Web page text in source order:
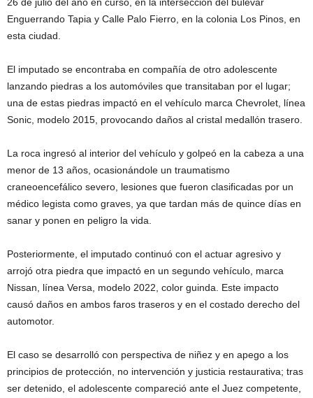
Enguerrando Tapia y Calle Palo Fierro, en la colonia Los Pinos, en
esta ciudad.
El imputado se encontraba en compañía de otro adolescente
lanzando piedras a los automóviles que transitaban por el lugar;
una de estas piedras impactó en el vehículo marca Chevrolet, línea
Sonic, modelo 2015, provocando daños al cristal medallón trasero.
La roca ingresó al interior del vehículo y golpeó en la cabeza a una
menor de 13 años, ocasionándole un traumatismo
craneoencefálico severo, lesiones que fueron clasificadas por un
médico legista como graves, ya que tardan más de quince días en
sanar y ponen en peligro la vida.
Posteriormente, el imputado continuó con el actuar agresivo y
arrojó otra piedra que impactó en un segundo vehículo, marca
Nissan, línea Versa, modelo 2022, color guinda. Este impacto
causó daños en ambos faros traseros y en el costado derecho del
automotor.
El caso se desarrolló con perspectiva de niñez y en apego a los
principios de protección, no intervención y justicia restaurativa; tras
ser detenido, el adolescente compareció ante el Juez competente,